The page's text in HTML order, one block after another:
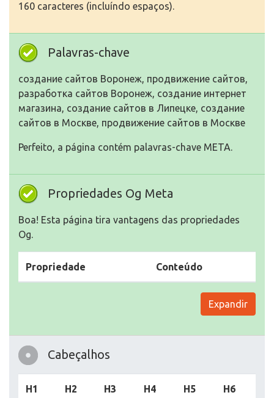
160 caracteres (incluíndo espaços).
Palavras-chave
создание сайтов Воронеж, продвижение сайтов,
разработка сайтов Воронеж, создание интернет
магазина, создание сайтов в Липецке, создание
сайтов в Москве, продвижение сайтов в Москве
Perfeito, a página contém palavras-chave META.
Propriedades Og Meta
Boa! Esta página tira vantagens das propriedades
Og.
Propriedade Conteúdo
Expandir
Cabeçalhos
H1 H2 H3 H4 H5 H6